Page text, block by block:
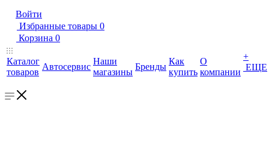
Войти
Избранные товары 0
Корзина 0
Каталог
товаров
Автосервис
Наши
магазины
Бренды
Как
купить
О
компании
+
ЕЩЕ